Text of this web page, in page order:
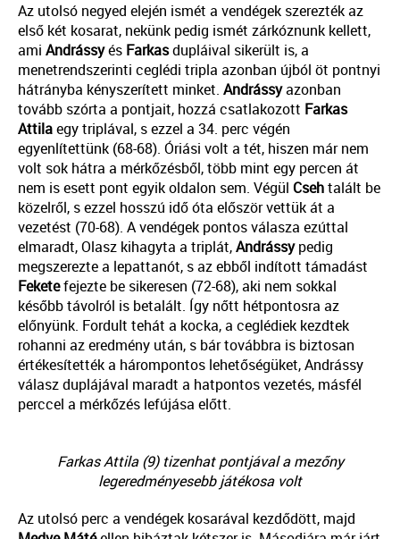
Az utolsó negyed elején ismét a vendégek szerezték az
első két kosarat, nekünk pedig ismét zárkóznunk kellett,
ami Andrássyés Farkasdupláival sikerült is, a
menetrendszerinti ceglédi tripla azonban újból öt pontnyi
hátrányba kényszerített minket. Andrássyazonban
tovább szórta a pontjait, hozzá csatlakozott Farkas
Attilaegy triplával, s ezzel a 34. perc végén
egyenlítettünk (68-68). Óriási volt a tét, hiszen már nem
volt sok hátra a mérkőzésből, több mint egy percen át
nem is esett pont egyik oldalon sem. Végül Csehtalált be
közelről, s ezzel hosszú idő óta először vettük át a
vezetést (70-68). A vendégek pontos válasza ezúttal
elmaradt, Olasz kihagyta a triplát,Andrássypedig
megszerezte a lepattanót, s az ebből indított támadást
Feketefejezte be sikeresen (72-68), aki nem sokkal
később távolról is betalált. Így nőtt hétpontosra az
előnyünk. Fordult tehát a kocka, a ceglédiek kezdtek
rohanni az eredmény után, s bár továbbra is biztosan
értékesítették a hárompontos lehetőségüket, Andrássy
válasz duplájával maradt a hatpontos vezetés, másfél
perccel a mérkőzés lefújása előtt.
Farkas Attila (9) tizenhat pontjával a mezőny
legeredményesebb játékosa volt
Az utolsó perc a vendégek kosarával kezdődött, majd